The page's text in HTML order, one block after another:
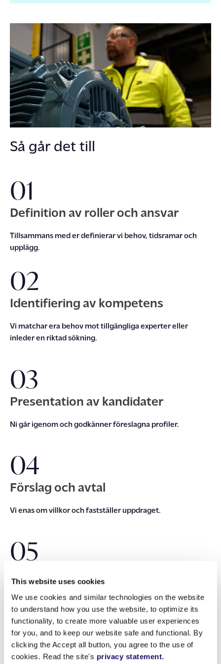
This website uses cookies
We use cookies and similar technologies on the website
to understand how you use the website, to optimize its
functionality, to create more valuable user experiences
for you, and to keep our website safe and functional. By
clicking the Accept all button, you agree to the use of
cookies. Read the site's privacy statement.
Så går det till
01
Definition av roller och ansvar
Tillsammans med erdefinierarvi behov, tidsramar och
upplägg.
02
Identifiering av kompetens
Vi matcharera behov mot tillgängliga experter eller
inleder en riktad sökning.
03
Presentation av kandidater
Ni går igenomoch godkänner föreslagna profiler.
04
Förslag och avtal
Vi enas om villkor och fastställer uppdraget.
05
Våra specialister blir en del avert team och arbetar under
er ledning. Vi finns med och är tillgängliga genom hela
samarbetet.